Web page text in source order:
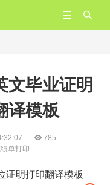


文毕业证明
译模板
785
单打印
证明打印翻译模板